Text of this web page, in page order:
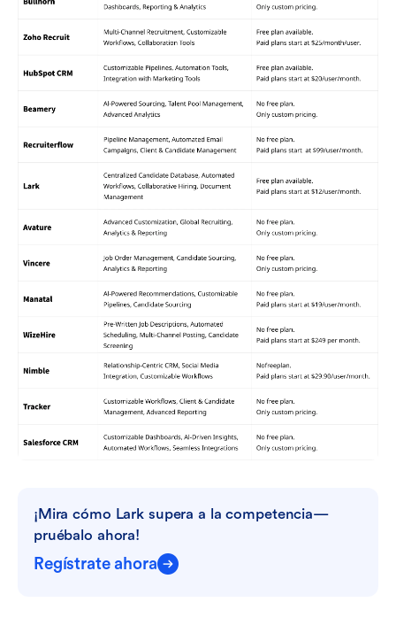
¡Mira cómo Lark supera a la competencia—
pruébalo ahora!
Regístrate ahora